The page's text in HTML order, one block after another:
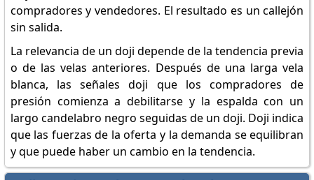
compradores y vendedores. El resultado es un callejón
sin salida.
La relevancia de un doji depende de la tendencia previa
o de las velas anteriores. Después de una larga vela
blanca, las señales doji que los compradores de
presión comienza a debilitarse y la espalda con un
largo candelabro negro seguidas de un doji. Doji indica
que las fuerzas de la oferta y la demanda se equilibran
y que puede haber un cambio en la tendencia.